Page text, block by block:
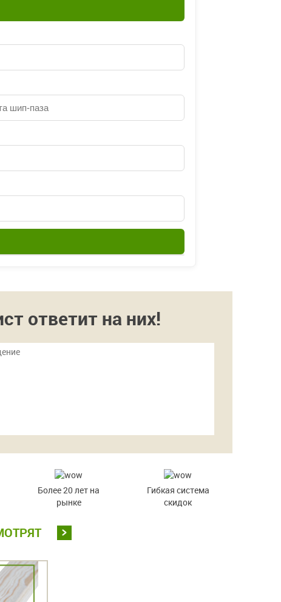
ответит на них!
Более 20 лет на
рынке
Гибкая система
скидок